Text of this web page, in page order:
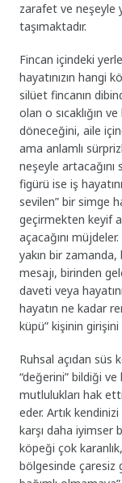
zarafet ve
taşımaktadır.
Fincan içindeki
hayatınızın hangi
silüet fincanın
olan o sıcaklığın
döneceğini, aile
ama anlamlı
neşeyle
figürü ise iş
sevilen” bir simge
geçirmekten keyif
açacağını
yakın bir zamanda,
mesajı, birinden
daveti veya
hayatın ne kadar
küpü” kişinin
Ruhsal açıdan süs
“değerini” bildiği
mutlulukları hak
eder. Artık
karşı daha iyimser
köpeği çok
bölgesinde çaresiz